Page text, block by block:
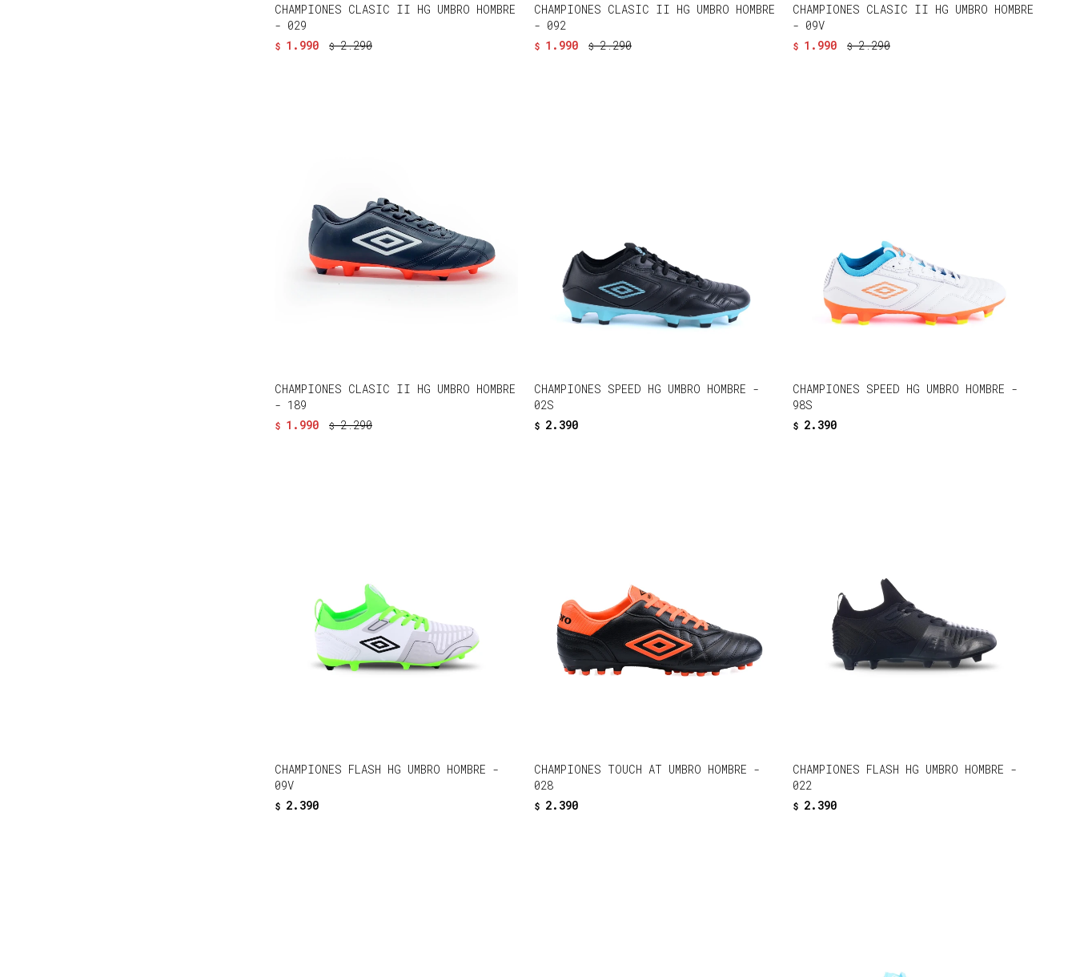
CHAMPIONES CLASIC II HG UMBRO HOMBRE
- 029
$ 1.990 $ 2.290
CHAMPIONES CLASIC II HG UMBRO HOMBRE
- 092
$ 1.990 $ 2.290
CHAMPIONES CLASIC II HG UMBRO HOMBRE
- 09V
$ 1.990 $ 2.290
CHAMPIONES CLASIC II HG UMBRO HOMBRE
- 189
$ 1.990 $ 2.290
CHAMPIONES SPEED HG UMBRO HOMBRE -
02S
$ 2.390
CHAMPIONES SPEED HG UMBRO HOMBRE -
98S
$ 2.390
CHAMPIONES FLASH HG UMBRO HOMBRE -
09V
$ 2.390
CHAMPIONES TOUCH AT UMBRO HOMBRE -
028
$ 2.390
CHAMPIONES FLASH HG UMBRO HOMBRE -
022
$ 2.390